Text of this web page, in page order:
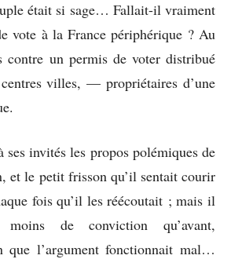
était si sage… Fallait-il vraiment
vote à la France périphérique ? Au
contre un permis de voter distribué
villes, — propriétaires d’une
invités les propos polémiques de
et le petit frisson qu’il sentait courir
fois qu’il les réécoutait ; mais il
de conviction qu’avant,
que l’argument fonctionnait mal…